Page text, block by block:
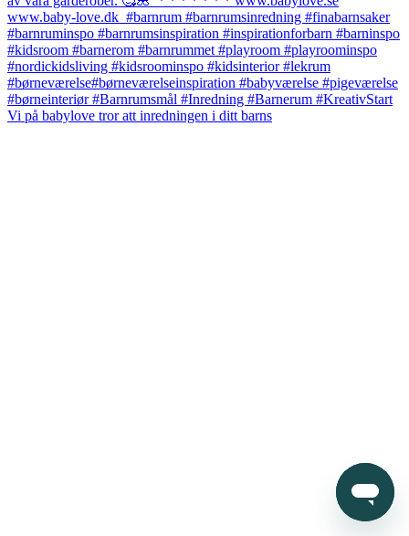
Vi på babylove tror att inredningen i ditt barns